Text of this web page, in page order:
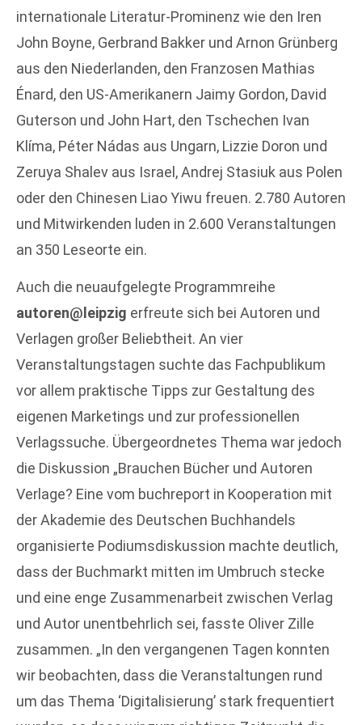
internationale Literatur-Prominenz wie den Iren
John Boyne, Gerbrand Bakker und Arnon Grünberg
aus den Niederlanden, den Franzosen Mathias
Énard, den US-Amerikanern Jaimy Gordon, David
Guterson und John Hart, den Tschechen Ivan
Klíma, Péter Nádas aus Ungarn, Lizzie Doron und
Zeruya Shalev aus Israel, Andrej Stasiuk aus Polen
oder den Chinesen Liao Yiwu freuen. 2.780 Autoren
und Mitwirkenden luden in 2.600 Veranstaltungen
an 350 Leseorte ein.
Auch die neuaufgelegte Programmreihe
autoren@leipzig erfreute sich bei Autoren und
Verlagen großer Beliebtheit. An vier
Veranstaltungstagen suchte das Fachpublikum
vor allem praktische Tipps zur Gestaltung des
eigenen Marketings und zur professionellen
Verlagssuche. Übergeordnetes Thema war jedoch
die Diskussion „Brauchen Bücher und Autoren
Verlage? Eine vom buchreport in Kooperation mit
der Akademie des Deutschen Buchhandels
organisierte Podiumsdiskussion machte deutlich,
dass der Buchmarkt mitten im Umbruch stecke
und eine enge Zusammenarbeit zwischen Verlag
und Autor unentbehrlich sei, fasste Oliver Zille
zusammen. „In den vergangenen Tagen konnten
wir beobachten, dass die Veranstaltungen rund
um das Thema ‘Digitalisierung’ stark frequentiert